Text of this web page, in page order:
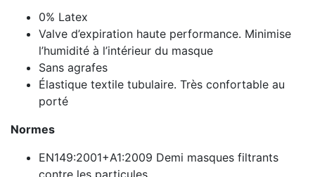
0% Latex
Valve d’expiration haute performance. Minimise
l’humidité à l’intérieur du masque
Sans agrafes
Élastique textile tubulaire. Très confortable au
porté
Normes
EN149:2001+A1:2009 Demi masques filtrants
contre les particules